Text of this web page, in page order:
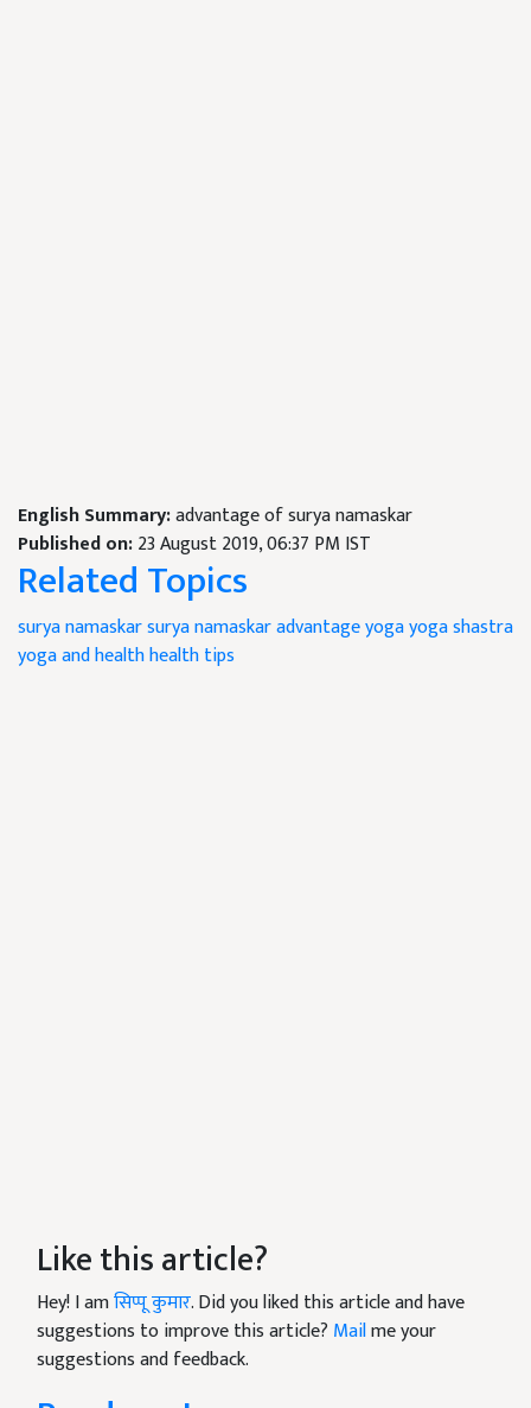
English Summary:advantage of surya namaskar
Published on:23 August 2019, 06:37 PM IST
Related Topics
surya namaskarsurya namaskar advantageyogayoga shastra
yoga and healthhealth tips
Like this article?
Hey! I amसिप्पू कुमार. Did you liked this article and have
suggestions to improve this article? Mailme your
suggestions and feedback.